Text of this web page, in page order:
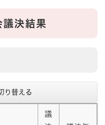
決結果
り替える
議